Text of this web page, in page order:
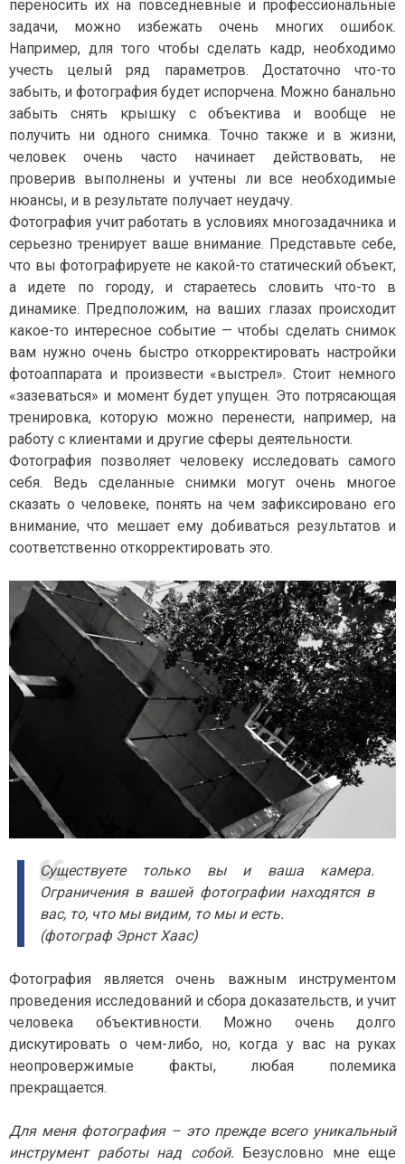
переносить их на повседневные и профессиональные
задачи, можно избежать очень многих ошибок.
Например, для того чтобы сделать кадр, необходимо
учесть целый ряд параметров. Достаточно что-то
забыть, и фотография будет испорчена. Можно банально
забыть снять крышку с объектива и вообще не
получить ни одного снимка. Точно также и в жизни,
человек очень часто начинает действовать, не
проверив выполнены и учтены ли все необходимые
нюансы, и в результате получает неудачу.
Фотография учит работать в условиях многозадачника и
серьезно тренирует ваше внимание. Представьте себе,
что вы фотографируете не какой-то статический объект,
а идете по городу, и стараетесь словить что-то в
динамике. Предположим, на ваших глазах происходит
какое-то интересное событие — чтобы сделать снимок
вам нужно очень быстро откорректировать настройки
фотоаппарата и произвести «выстрел». Стоит немного
«зазеваться» и момент будет упущен. Это потрясающая
тренировка, которую можно перенести, например, на
работу с клиентами и другие сферы деятельности.
Фотография позволяет человеку исследовать самого
себя. Ведь сделанные снимки могут очень многое
сказать о человеке, понять на чем зафиксировано его
внимание, что мешает ему добиваться результатов и
соответственно откорректировать это.
Существуете только вы и ваша камера.
Ограничения в вашей фотографии находятся в
вас, то, что мы видим, то мы и есть.
(фотограф Эрнст Хаас)
Фотография является очень важным инструментом
проведения исследований и сбора доказательств, и учит
человека объективности. Можно очень долго
дискутировать о чем-либо, но, когда у вас на руках
неопровержимые факты, любая полемика
прекращается.
Для меня фотография – это прежде всего уникальный
инструмент работы над собой. Безусловно мне еще